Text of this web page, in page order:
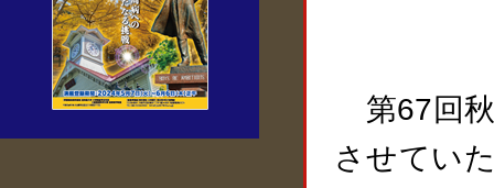
第67回秋
させてい